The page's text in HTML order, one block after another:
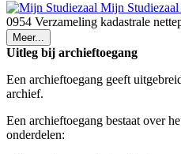
Mijn
0954 Verzameling kadastrale
Meer...
Uitleg bij archieftoegang
Een archieftoegang geeft
archief.
Een archieftoegang bestaat over
onderdelen: